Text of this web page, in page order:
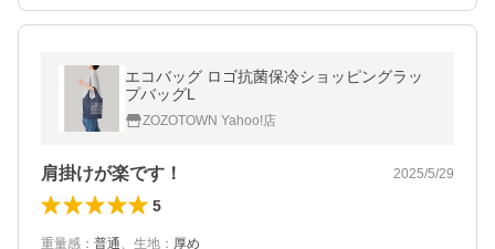
エコバッグ ロゴ抗菌保冷ショッピングラッ
プバッグL
ZOZOTOWN Yahoo!店
肩掛けが楽です！ 2025/5/29
5
重量感 ： 普通、 生地 ： 厚め